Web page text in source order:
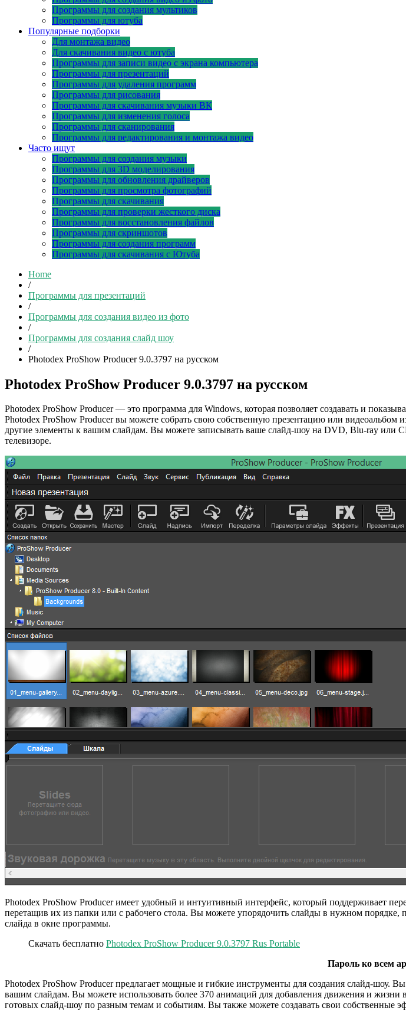
Программы для создания мультиков
Программы для ютуба
Популярные подборки
Для монтажа видео
Для скачивания видео с ютуба
Программы для записи видео с экрана компьютера
Программы для презентаций
Программы для удаления программ
Программы для рисования
Программы для скачивания музыки ВК
Программы для изменения голоса
Программы для сканирования
Программы для редактирования и монтажа видео
Часто ищут
Программы для создания музыки
Программы для 3D моделирования
Программы для обновления драйверов
Программы для просмотра фотографий
Программы для скачивания
Программы для проверки жесткого диска
Программы для восстановления файлов
Программы для скриншотов
Программы для создания программ
Программы для скачивания с Ютуба
Home
/
Программы для презентаций
/
Программы для создания видео из фото
/
Программы для создания слайд шоу
/
Photodex ProShow Producer 9.0.3797 на русском
Photodex ProShow Producer 9.0.3797 на русском
Photodex ProShow Producer — это программа для Windows, которая позволяет создавать и
Photodex ProShow Producer вы можете собрать свою собственную презентацию или
другие элементы к вашим слайдам. Вы можете записывать ваше слайд-шоу на DVD, Blu-ray или
телевизоре.
Photodex ProShow Producer имеет удобный и интуитивный интерфейс, который поддерживает
перетащив их из папки или с рабочего стола. Вы можете упорядочить слайды в нужном
слайда в окне программы.
Скачать бесплатно Photodex ProShow Producer 9.0.3797 Rus Portable
Пароль ко всем
Photodex ProShow Producer предлагает мощные и гибкие инструменты для создания слайд-шоу.
вашим слайдам. Вы можете использовать более 370 анимаций для добавления движения и
готовых слайд-шоу по разным темам и событиям. Вы также можете создавать свои